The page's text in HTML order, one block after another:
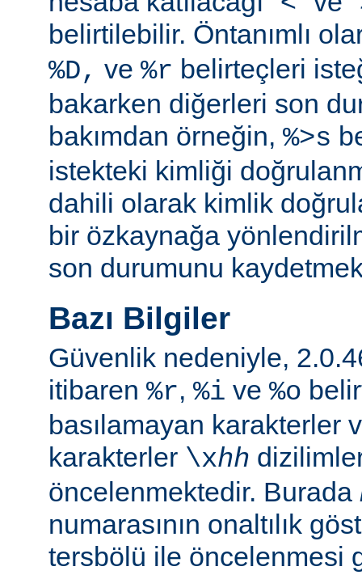
belirtilebilir. Öntanımlı
%D, ve %r belirteçleri
bakarken diğerleri son
bakımdan örneğin, %>s
istekteki kimliği
dahili olarak kimlik
bir özkaynağa
son durumunu
Bazı Bilgiler
Güvenlik nedeniyle,
itibaren %r, %i ve %o
basılamayan karakterler
karakterler \xhh
öncelenmektedir. Burada
numarasının onaltılık
tersbölü ile öncelenmesi